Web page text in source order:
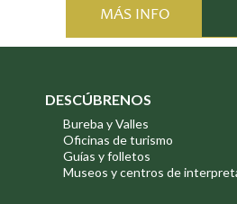
MÁS INFO
DESCÚBRENOS
Bureba y Valles
Oficinas de turismo
Guías y folletos
Museos y centros de